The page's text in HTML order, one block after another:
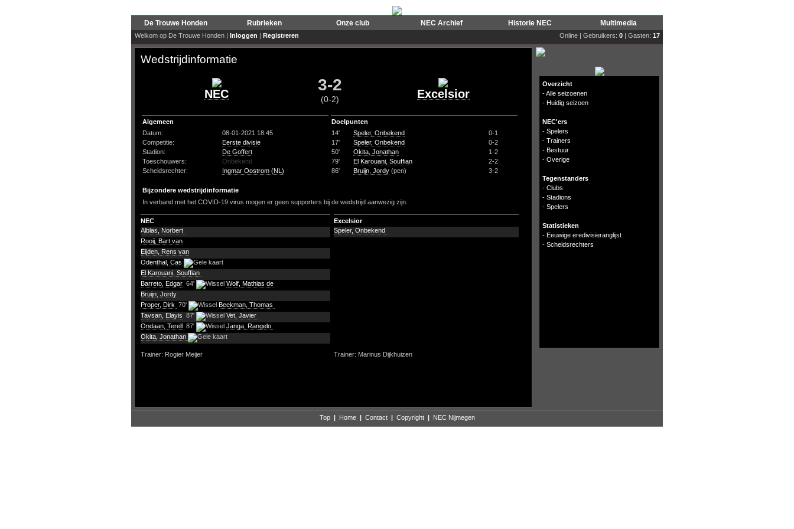
De Trouwe Honden Rubrieken Onze club NEC Archief Historie NEC Multimedia
Welkom op De Trouwe Honden | Inloggen | Registreren Online | Gebruikers: 0 | Gasten: 17
Wedstrijdinformatie
NEC 3-2
(0-2) Excelsior
Algemeen
Datum:
08-01-2021 18:45
Competitie:
Eerste divisie
Stadion:
De Goffert
Toeschouwers:
Onbekend
Scheidsrechter:
Ingmar Oostrom (NL)
Doelpunten
14'
Speler, Onbekend
0-1
17'
Speler, Onbekend
0-2
50'
Okita, Jonathan
1-2
79'
El Karouani, Souffian
2-2
86'
Bruijn, Jordy (pen) 3-2
Bijzondere wedstrijdinformatie
In verband met het COVID-19 virus mogen er geen supporters bij de wedstrijd aanwezig zijn.
NEC
Excelsior
Alblas, Norbert
Rooij, Bart van
Eijden, Rens van
Odenthal, Cas
El Karouani, Souffian
Barreto, Edgar 64'
Wolf, Mathias de
Bruijn, Jordy
Proper, Dirk 70'
Beekman, Thomas
Tavsan, Elayis 87'
Vet, Javier
Ondaan, Terell 87'
Janga, Rangelo
Okita, Jonathan
Speler, Onbekend
Trainer: Rogier Meijer Trainer: Marinus Dijkhuizen
Overzicht
-Alle seizoenen
- Huidig seizoen
NEC'ers
- Spelers
- Trainers
- Bestuur
- Overige
Tegenstanders
- Clubs
- Stadions
- Spelers
Statistieken
- Eeuwige eredivisieranglijst
- Scheidsrechters
Top | Home | Contact | Copyright | NEC Nijmegen